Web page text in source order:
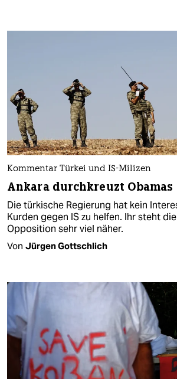
Kommentar Türkei und IS-Milizen
Ankara durchkreuzt Obamas
Die türkische Regierung hat kein
Kurden gegen IS zu helfen. Ihr steht
Opposition sehr viel näher.
Von Jürgen Gottschlich